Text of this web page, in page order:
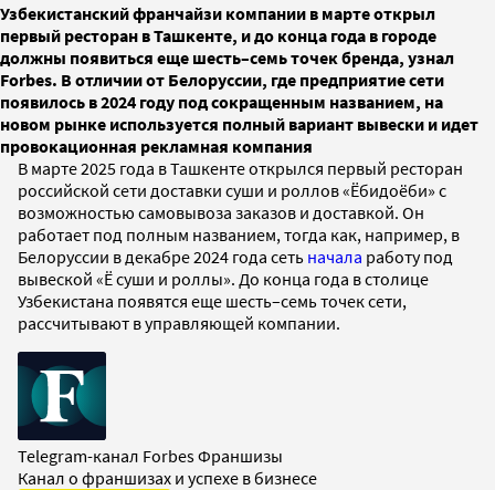
Узбекистанский франчайзи компании в марте открыл
первый ресторан в Ташкенте, и до конца года в городе
должны появиться еще шесть–семь точек бренда, узнал
Forbes. В отличии от Белоруссии, где предприятие сети
появилось в 2024 году под сокращенным названием, на
новом рынке используется полный вариант вывески и идет
провокационная рекламная компания
В марте 2025 года в Ташкенте открылся первый ресторан
российской сети доставки суши и роллов «Ёбидоёби» с
возможностью самовывоза заказов и доставкой. Он
работает под полным названием, тогда как, например, в
Белоруссии в декабре 2024 года сеть начала работу под
вывеской «Ё суши и роллы». До конца года в столице
Узбекистана появятся еще шесть–семь точек сети,
рассчитывают в управляющей компании.
Telegram-канал Forbes Франшизы
Канал о франшизах и успехе в бизнесе